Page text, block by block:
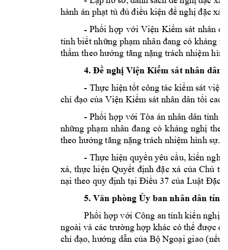
hành án phạt tù đủ điều kiện đề nghị đặc xá.
- Phối hợp với Viện Kiểm sát nhân
tỉnh biết những phạm nhân đang có kháng
thẩm theo hướng tăng nặng trách nhiệm
4. Đề nghị Viện Kiểm sát nhân dân
- Thực hiện tốt công tác kiểm sát việc
chỉ đạo của Viện Kiểm sát nhân dân tối cao.
- Phối hợp với Tòa án nhân dân tỉnh
những phạm nhân đang có kháng nghị theo
theo hướng tăng nặng trách nhiệm hình sự.
- Thực hiện quyền yêu cầu, kiến nghị
xá, thực hiện Quyết định đặc xá của Chủ
nại theo quy định tại Điều 37 của Luật Đặc
5. Văn phòng Ủy ban nhân dân tỉnh
Phối hợp với Công an tỉnh kiến nghị
ngoài và các trường hợp khác có thể được
chỉ đạo, hướng dẫn của Bộ Ngoại giao (nếu